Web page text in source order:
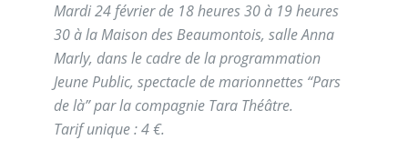
Mardi 24 février de 18 heures 30 à 19 heures
30 à la Maison des Beaumontois, salle Anna
Marly, dans le cadre de la programmation
Jeune Public, spectacle de marionnettes “Pars
de là” par la compagnie Tara Théâtre.
Tarif unique : 4 €.